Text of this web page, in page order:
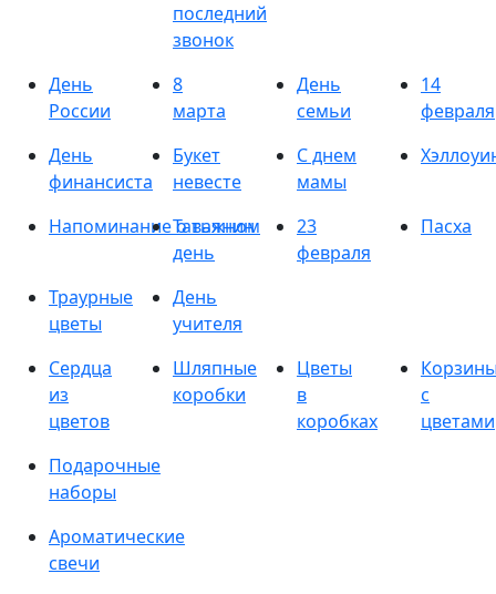
последний
звонок
День
России
8
марта
День
семьи
14
февраля
День
финансиста
Букет
невесте
С днем
мамы
Напоминание о важном
Татьянин
день
23
февраля
Пасха
Траурные
цветы
День
учителя
Сердца
из
цветов
Шляпные
коробки
Цветы
в
коробках
с
цветами
Подарочные
наборы
Ароматические
свечи